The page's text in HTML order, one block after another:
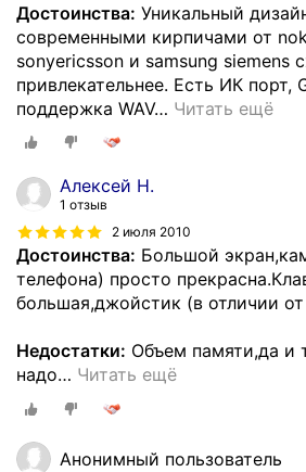
Достоинства: Уникальный
современными кирпичами от
sonyericsson и samsung siemens
привлекательнее. Есть ИК порт,
поддержка WAV… Читать ещё
Алексей Н.
1 отзыв
2 июля 2010
Достоинства: Большой
телефона) просто
большая,джойстик (в отличии
Недостатки: Объем памяти,да и
надо… Читать ещё
Анонимный пользователь